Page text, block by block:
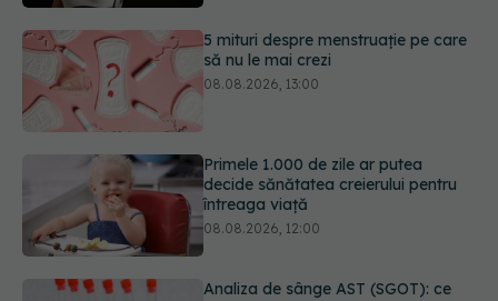
Primele 1.000 de zile ar putea
decide sănătatea creierului pentru
Analiza de sânge AST (SGOT): ce
înseamnă rezultatele și când sunt un
semnal de alarmă